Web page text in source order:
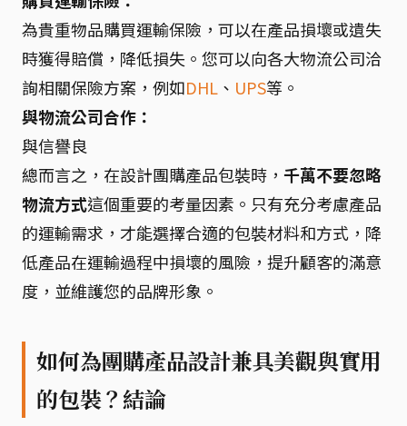
為貴重物品購買運輸保險，可以在產品損壞或遺失
時獲得賠償，降低損失。您可以向各大物流公司洽
詢相關保險方案，例如DHL 、 UPS等。
與物流公司合作：
與信譽良
總而言之，在設計團購產品包裝時， 千萬不要忽略
物流方式這個重要的考量因素。只有充分考慮產品
的運輸需求，才能選擇合適的包裝材料和方式，降
低產品在運輸過程中損壞的風險，提升顧客的滿意
度，並維護您的品牌形象。
如何為團購產品設計兼具美觀與實用
的包裝？結論